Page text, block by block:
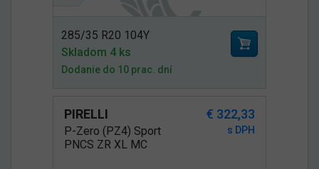
285/35 R20 104Y
Skladom 4 ks
Dodanie do 10 prac. dní
PIRELLI € 322,33
P-Zero (PZ4) Sport
PNCS ZR XL MC
s DPH